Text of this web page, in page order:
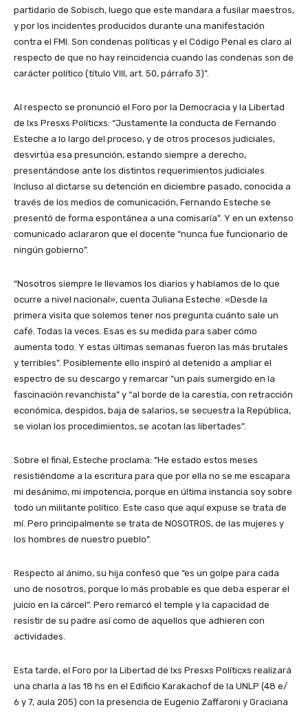
partidario de Sobisch, luego que este mandara a fusilar maestros,
y por los incidentes producidos durante una manifestación
contra el FMI. Son condenas políticas y el Código Penal es claro al
respecto de que no hay reincidencia cuando las condenas son de
carácter político (título VIII, art. 50, párrafo 3)”.
Al respecto se pronunció el Foro por la Democracia y la Libertad
de lxs Presxs Políticxs: “Justamente la conducta de Fernando
Esteche a lo largo del proceso, y de otros procesos judiciales,
desvirtúa esa presunción, estando siempre a derecho,
presentándose ante los distintos requerimientos judiciales.
Incluso al dictarse su detención en diciembre pasado, conocida a
través de los medios de comunicación, Fernando Esteche se
presentó de forma espontánea a una comisaría”. Y en un extenso
comunicado aclararon que el docente “nunca fue funcionario de
ningún gobierno”.
“Nosotros siempre le llevamos los diarios y hablamos de lo que
ocurre a nivel nacional», cuenta Juliana Esteche. «Desde la
primera visita que solemos tener nos pregunta cuánto sale un
café. Todas la veces. Esas es su medida para saber cómo
aumenta todo. Y estas últimas semanas fueron las más brutales
y terribles”. Posiblemente ello inspiró al detenido a ampliar el
espectro de su descargo y remarcar “un país sumergido en la
fascinación revanchista” y “al borde de la carestía, con retracción
económica, despidos, baja de salarios, se secuestra la República,
se violan los procedimientos, se acotan las libertades”.
Sobre el final, Esteche proclama: “He estado estos meses
resistiéndome a la escritura para que por ella no se me escapara
mi desánimo, mi impotencia, porque en última instancia soy sobre
todo un militante político. Este caso que aquí expuse se trata de
mí. Pero principalmente se trata de NOSOTROS, de las mujeres y
los hombres de nuestro pueblo”.
Respecto al ánimo, su hija confesó que “es un golpe para cada
uno de nosotros, porque lo más probable es que deba esperar el
juicio en la cárcel”. Pero remarcó el temple y la capacidad de
resistir de su padre así como de aquellos que adhieren con
actividades.
Esta tarde, el Foro por la Libertad de lxs Presxs Políticxs realizará
una charla a las 18 hs en el Edificio Karakachof de la UNLP (48 e/
6 y 7, aula 205) con la presencia de Eugenio Zaffaroni y Graciana